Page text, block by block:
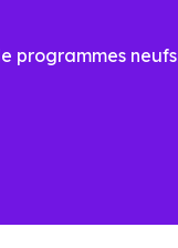
programmes neufs